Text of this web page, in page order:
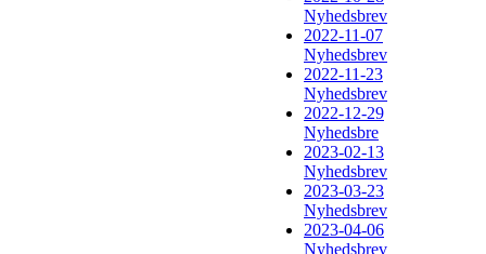
Nyhedsbrev
2022-11-07
Nyhedsbrev
2022-11-23
Nyhedsbrev
2022-12-29
Nyhedsbre
2023-02-13
Nyhedsbrev
2023-03-23
Nyhedsbrev
2023-04-06
Nyhedsbrev